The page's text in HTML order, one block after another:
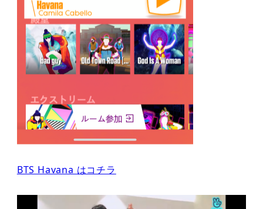
BTS Havana はコチラ